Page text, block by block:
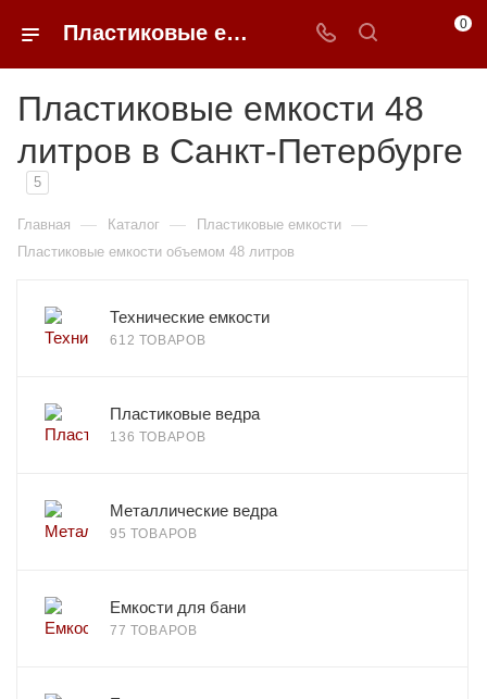
Пластиковые емкости 48 литров в Санкт-Петербурге 0
Пластиковые емкости 48
литров в Санкт-Петербурге
5
Главная — Каталог — Пластиковые емкости —
Пластиковые емкости объемом 48 литров
Технические емкости
612 ТОВАРОВ
Пластиковые ведра
136 ТОВАРОВ
Металлические ведра
95 ТОВАРОВ
Емкости для бани
77 ТОВАРОВ